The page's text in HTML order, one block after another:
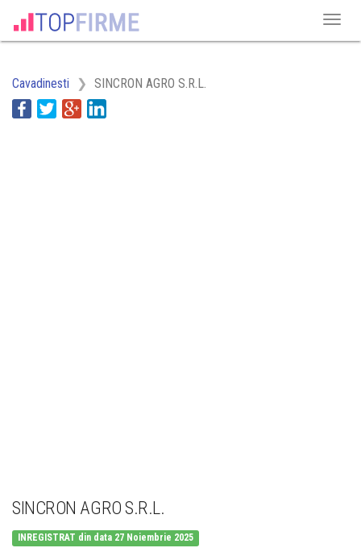
Cavadinesti SINCRON AGRO S.R.L.
SINCRON AGRO S.R.L.
INREGISTRAT din data 27 Noiembrie 2025